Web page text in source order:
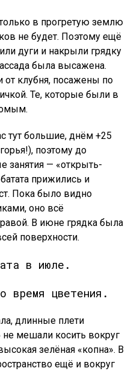
в прогретую землю
не будет. Поэтому ещё
дуги и накрыли грядку
была высажена.
от клубня, посажены по
Те, которые были в
тут большие, днём +25
поэтому до
занятия — «открыть-
прижились и
Пока было видно
оно всё
В июне грядка была
поверхности.
в июле.
время цветения.
длинные плети
не мешали косить вокруг
зелёная «копна». В
ещё и вокруг